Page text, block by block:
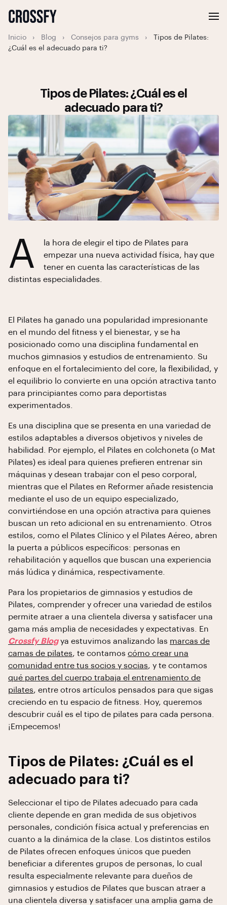
Inicio › Blog › Consejos para gyms ›
Tipos de Pilates:
¿Cuál es el adecuado para ti?
Tipos de Pilates: ¿Cuál es el
adecuado para ti?
A
la hora de elegir el tipo de Pilates para
empezar una nueva actividad física, hay que
tener en cuenta las características de las
distintas especialidades.
El Pilates ha ganado una popularidad impresionante
en el mundo del fitness y el bienestar, y se ha
posicionado como una disciplina fundamental en
muchos gimnasios y estudios de entrenamiento. Su
enfoque en el fortalecimiento del core, la flexibilidad, y
el equilibrio lo convierte en una opción atractiva tanto
para principiantes como para deportistas
experimentados.
Es una disciplina que se presenta en una variedad de
estilos adaptables a diversos objetivos y niveles de
habilidad. Por ejemplo, el Pilates en colchoneta (o Mat
Pilates) es ideal para quienes prefieren entrenar sin
máquinas y desean trabajar con el peso corporal,
mientras que el Pilates en Reformer añade resistencia
mediante el uso de un equipo especializado,
convirtiéndose en una opción atractiva para quienes
buscan un reto adicional en su entrenamiento. Otros
estilos, como el Pilates Clínico y el Pilates Aéreo, abren
la puerta a públicos específicos: personas en
rehabilitación y aquellos que buscan una experiencia
más lúdica y dinámica, respectivamente.
Para los propietarios de gimnasios y estudios de
Pilates, comprender y ofrecer una variedad de estilos
permite atraer a una clientela diversa y satisfacer una
gama más amplia de necesidades y expectativas. En
Crossfy Blogya estuvimos analizando las marcas de
camas de pilates, te contamos cómo crear una
comunidad entre tus socios y socias, y te contamos
qué partes del cuerpo trabaja el entrenamiento de
pilates, entre otros artículos pensados para que sigas
creciendo en tu espacio de fitness. Hoy, queremos
descubrir cuál es el tipo de pilates para cada persona.
¡Empecemos!
Tipos de Pilates: ¿Cuál es el
adecuado para ti?
Seleccionar el tipo de Pilates adecuado para cada
cliente depende en gran medida de sus objetivos
personales, condición física actual y preferencias en
cuanto a la dinámica de la clase. Los distintos estilos
de Pilates ofrecen enfoques únicos que pueden
beneficiar a diferentes grupos de personas, lo cual
resulta especialmente relevante para dueños de
gimnasios y estudios de Pilates que buscan atraer a
una clientela diversa y satisfacer una amplia gama de